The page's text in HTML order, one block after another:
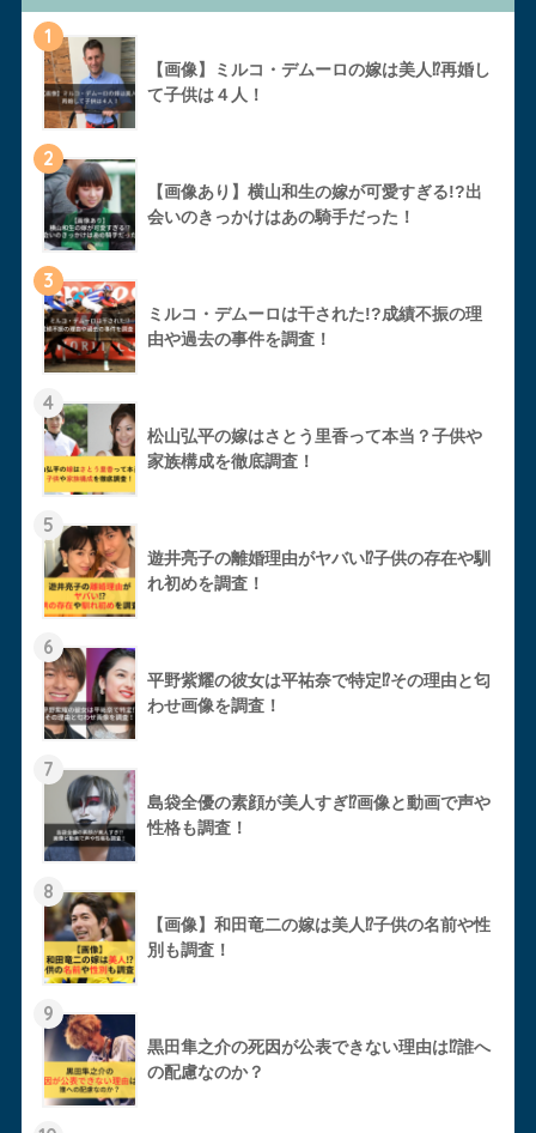
1
【画像】ミルコ・デムーロの嫁は美人⁉︎再婚し
て子供は４人！
2
【画像あり】横山和生の嫁が可愛すぎる!?出
会いのきっかけはあの騎手だった！
3
ミルコ・デムーロは干された!?成績不振の理
由や過去の事件を調査！
4
松山弘平の嫁はさとう里香って本当？子供や
家族構成を徹底調査！
5
遊井亮子の離婚理由がヤバい⁉︎子供の存在や馴
れ初めを調査！
6
平野紫耀の彼女は平祐奈で特定⁉︎その理由と匂
わせ画像を調査！
7
島袋全優の素顔が美人すぎ⁉︎画像と動画で声や
性格も調査！
8
【画像】和田竜二の嫁は美人⁉︎子供の名前や性
別も調査！
9
黒田隼之介の死因が公表できない理由は⁉︎誰へ
の配慮なのか？